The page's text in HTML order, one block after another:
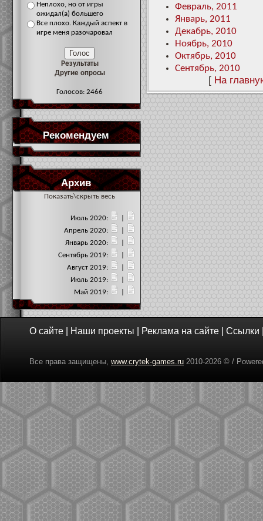
Неплохо, но от игры
ожидал(а) большего
Все плохо. Каждый аспект в
игре меня разочаровал
Результаты
Другие опросы
Голосов: 2466
Рекомендуем
Архив
Показать\скрыть весь
Июль 2020:
Апрель 2020:
Январь 2020:
Сентябрь 2019:
Август 2019:
Июль 2019:
Май 2019:
Февраль, 2011
Январь, 2011
Декабрь, 2010
Ноябрь, 2010
Октябрь, 2010
Сентябрь, 2010
[ На
О сайте Наши проекты Реклама на сайте Ссылки
Все права защищены, www.crytek-games.ru 2010-2026 © /